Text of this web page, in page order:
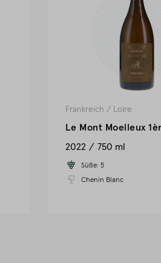
Frankreich / Loire
Le Mont Moelleux
2022
750 ml
Süße: 5
Chenin Blanc